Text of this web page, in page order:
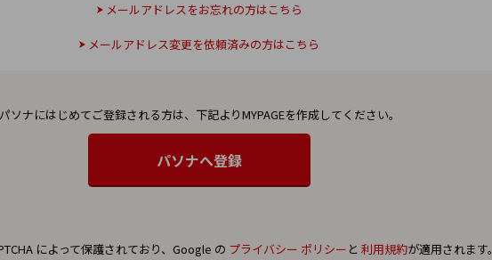
メールアドレスをお忘れの方はこちら
メールアドレス変更を依頼済みの方はこちら
パソナにはじめてご登録される方は、 下記よりMYPAGEを作成してください。
によって保護されており、Google の プライバシー ポリシー と 利用規約が適用されます。